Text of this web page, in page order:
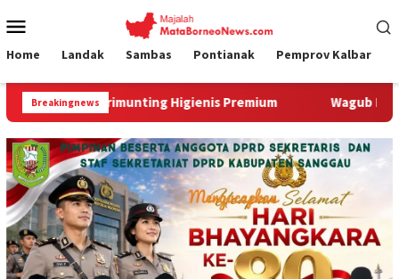
ke
Mobile
Home Landak Sambas Pontianak Pemprov Kalbar
Breakingnews
Higienis Premium Wagub Krisantus